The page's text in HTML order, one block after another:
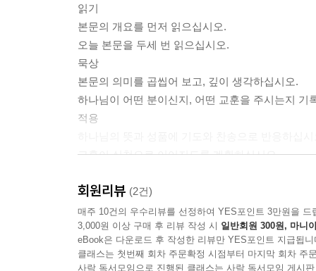
읽기
본문의 개요를 먼저 읽으십시오.
오늘 본문을 두세 번 읽으십시오.
묵상
본문의 의미를 곱씹어 보고, 깊이 생각하십시오.
하나님이 어떤 분이신지, 어떤 교훈을 주시는지 기
적용
교훈이 실천으로 이어지도록 계획하십시오.
본문 해설은 본문 이해를 돕고, 묵상 포인트를 제
묵상하는 틈틈이 참고하거나, 묵상을 끝낸 후에 읽
기도
오늘 깨닫고 적용한 말씀을 온전하게 실천할 능력
공동체 기도와 열방 기도문으로 기도하셔도 좋습니
회원리뷰 (2건)
매주 10건의 우수리뷰를 선정하여 YES포인트 3만원을 드
3,000원 이상 구매 후 리뷰 작성 시 일반회원 300원, 마니
eBook은 다운로드 후 작성한 리뷰만 YES포인트 지급됩니
클래스는 첫번째 회차 주문확정 시점부터 마지막 회차 주
사락 독서모임으로 진행된 클래스는 사락 독서모임 게시